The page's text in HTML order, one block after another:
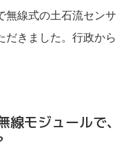
無線式の土石流センサ
だきました。行政から
モジュールで、